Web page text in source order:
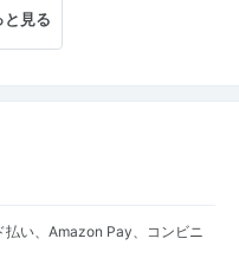
と見る
払い、Amazon Pay、コンビニ